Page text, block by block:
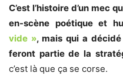
C’est l’histoire d’un mec
en-scène poétique et
vide », mais qui a
feront partie de la
c’est là que ça se corse.